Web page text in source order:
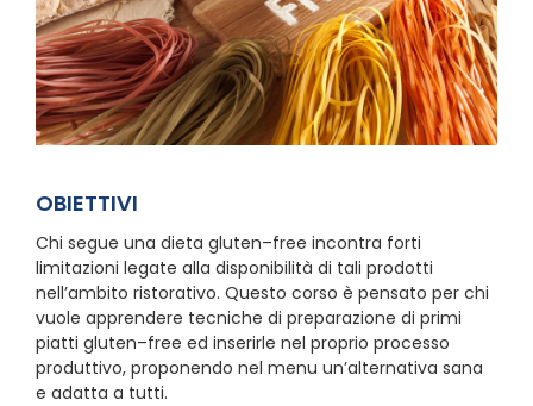
OBIETTIVI
Chi segue una dieta gluten–free incontra forti
limitazioni legate alla disponibilità di tali prodotti
nell’ambito ristorativo. Questo corso è pensato per chi
vuole apprendere tecniche di preparazione di primi
piatti gluten–free ed inserirle nel proprio processo
produttivo, proponendo nel menu un’alternativa sana
e adatta a tutti.